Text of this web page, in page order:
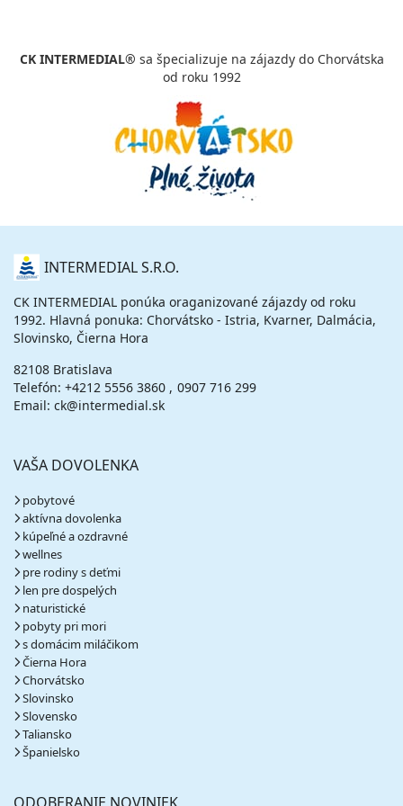
24.09. - 29.09.26 štvrtok - utorok
vypočítať cenu
sobota - sobota
vlastná
29.09. - 04.10.26 utorok - nedeľa
384 €
cena za 6 dní (5 nocí)
CK INTERMEDIAL® sa špecializuje na zájazdy do Chorvátska
od roku 1992
O
NÁS INTERMEDIAL S.R.O.
CK INTERMEDIAL ponúka oraganizované zájazdy od roku
1992. Hlavná ponuka: Chorvátsko - Istria, Kvarner, Dalmácia,
Slovinsko, Čierna Hora
82108 Bratislava
Telefón: +4212 5556 3860
0907 716 299
Email: ck@intermedial.sk
VAŠA DOVOLENKA
pobytové
aktívna dovolenka
kúpeľné a ozdravné
wellnes
pre rodiny s deťmi
len pre dospelých
naturistické
pobyty pri mori
s domácim miláčikom
Čierna Hora
Chorvátsko
Slovinsko
Slovensko
Taliansko
Španielsko